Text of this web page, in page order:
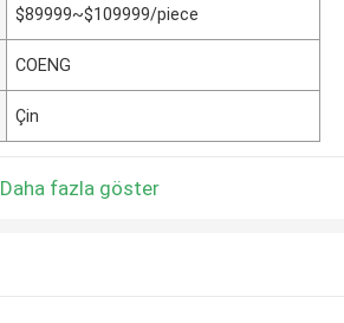
$89999~$109999/piece
COENG
Çin
Daha fazla göster